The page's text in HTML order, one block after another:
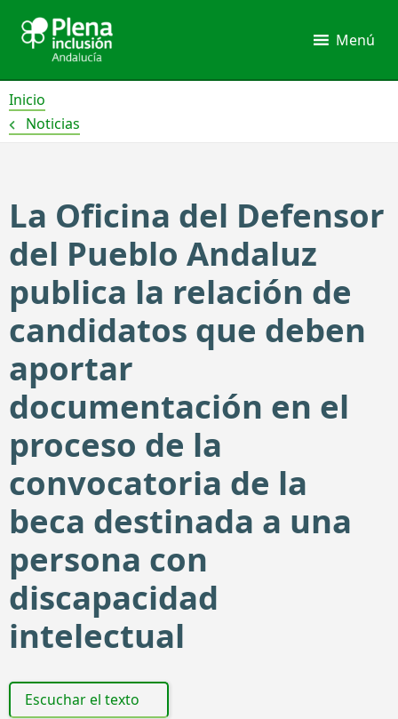
contenido
Menú
Inicio
Noticias
La Oficina del Defensor
del Pueblo Andaluz
publica la relación de
candidatos que deben
aportar
documentación en el
proceso de la
convocatoria de la
beca destinada a una
persona con
discapacidad
intelectual
Escuchar el texto